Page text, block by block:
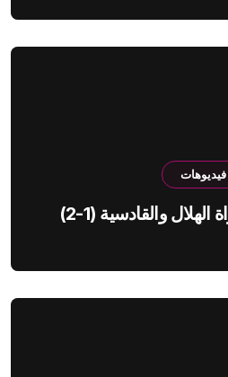
فيديوهات
بالفيديو | ملخص مباراة الهلال والقادسية (1-2)